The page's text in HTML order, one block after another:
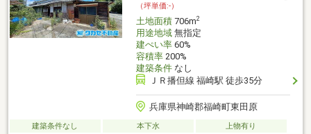
（坪単価:-）
土地面積706m2
用途地域無指定
建ぺい率60%
容積率200%
建築条件なし
ＪＲ播但線 福崎駅 徒歩35分
兵庫県神崎郡福崎町東田原
建築条件なし 本下水 上物有り